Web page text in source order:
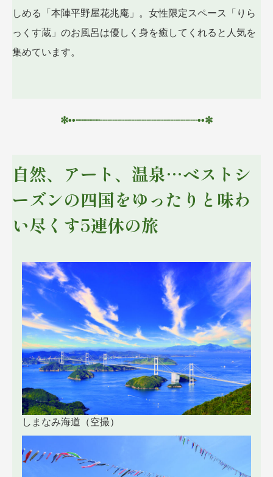
しめる「本陣平野屋花兆庵」。女性限定スペース「りら
っくす蔵」のお風呂は優しく身を癒してくれると人気を
集めています。
✼••┈┈┈┈┈┈┈┈┈┈┈┈┈┈••✼
自然、アート、温泉…ベストシ
ーズンの四国をゆったりと味わ
い尽くす5連休の旅
しまなみ海道（空撮）